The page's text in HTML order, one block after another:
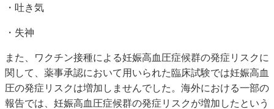
・吐き気
・失神
また、ワクチン接種による妊娠高血圧症候群の発症リスクに
関して、薬事承認において用いられた臨床試験では妊娠高血
圧の発症リスクは増加しませんでした。海外における一部の
報告では、妊娠高血圧症候群の発症リスクが増加したという